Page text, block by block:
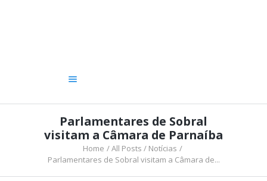
Parlamentares de Sobral
visitam a Câmara de Parnaíba
Home All Posts
Notícias
Parlamentares de Sobral visitam a Câmara de...
OUVIDORIA